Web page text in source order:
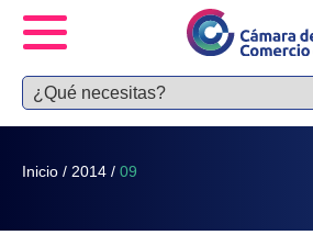
Inicio / 2014 / 09